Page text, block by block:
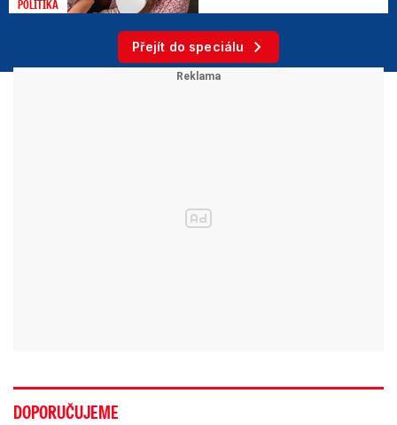
POLITIKA
Přejít do speciálu
DOPORUČUJEME